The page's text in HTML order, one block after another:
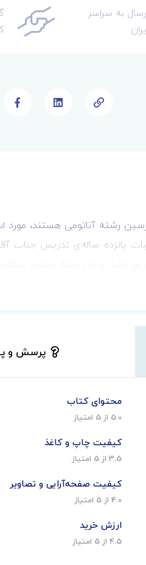
به سراسر
رشته آناتومی هستند، مورد
پانزده ساله‌ی تدریس جناب
ارائه نکات بالینی است که در
کتاب آناتومی والیانی در 11 فصل
پرسش و
محتوای کتاب
5.0 از 5 امتیاز
کیفیت چاپ و کاغذ
3.5 از 5 امتیاز
کیفیت صفحه‌آرایی و تصاویر
4.0 از 5 امتیاز
ارزش خرید
4.5 از 5 امتیاز